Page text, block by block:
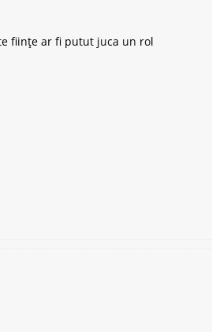
ființe ar fi putut juca un rol